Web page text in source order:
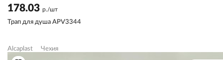
178.03 р./шт
Трап для душа APV3344
Alcaplast Чехия